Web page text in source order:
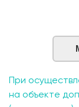
При
на объекте